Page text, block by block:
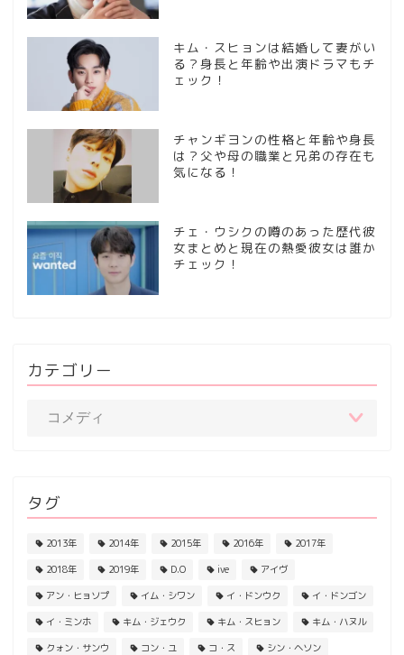
キム・スヒョンは結婚して妻がい
る？身長と年齢や出演ドラマもチ
ェック！
チャンギヨンの性格と年齢や身長
は？父や母の職業と兄弟の存在も
気になる！
チェ・ウシクの噂のあった歴代彼
女まとめと現在の熱愛彼女は誰か
チェック！
カテゴリー
タグ
2013年 2014年 2015年 2016年 2017年
2018年 2019年 D.O ive アイヴ
アン・ヒョソプ イム・シワン イ・ドンウク イ・ドンゴン
イ・ミンホ キム・ジェウク キム・スヒョン キム・ハヌル
クォン・サンウ コン・ユ コ・ス シン・ヘソン